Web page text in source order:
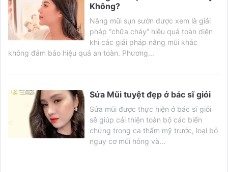
Không?
Nâng mũi sụn sườn được xem là giải
pháp “chữa cháy” hiệu quả toàn diện
khi các giải pháp nâng mũi khác
không đảm bảo hiệu quả an toàn. Phương...
Sửa Mũi tuyệt đẹp ở bác sĩ giỏi
Sửa mũi được thực hiện ở bác sĩ giỏi
sẽ giúp cải thiện toàn bộ các biến
chứng trong ca thẩm mỹ trước, loại bỏ
nguy cơ mũi hỏng và...